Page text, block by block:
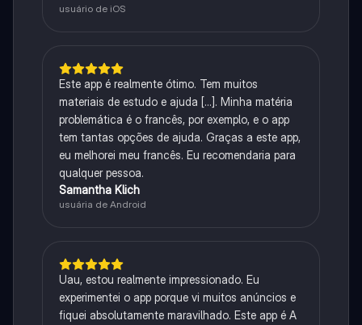
usuário de iOS
Este app é realmente ótimo. Tem muitos
materiais de estudo e ajuda [...]. Minha matéria
problemática é o francês, por exemplo, e o app
tem tantas opções de ajuda. Graças a este app,
eu melhorei meu francês. Eu recomendaria para
qualquer pessoa.
Samantha Klich
usuária de Android
Uau, estou realmente impressionado. Eu
experimentei o app porque vi muitos anúncios e
fiquei absolutamente maravilhado. Este app é A